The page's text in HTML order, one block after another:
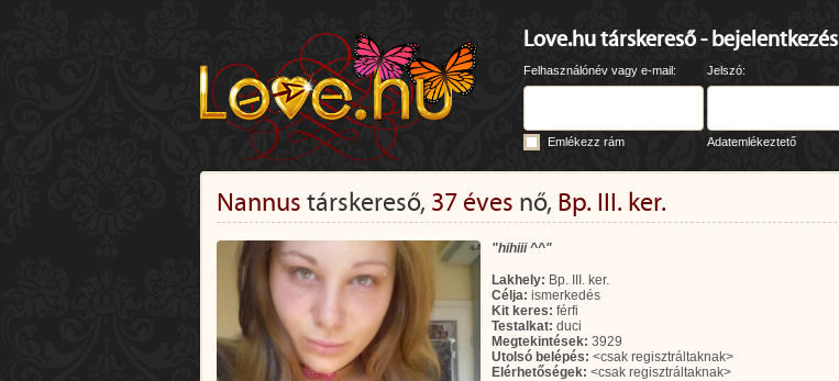
Love.hu társkereső - bejelentkezés
Felhasználónév vagy e-mail: Jelszó:
Emlékezz rám Adatemlékeztető
Nannus társkereső, 37 éves nő, Bp. III. ker.
"hihiii ^^"
Lakhely: Bp. III. ker.
Célja: ismerkedés
Kit keres: férfi
Testalkat: duci
Megtekintések: 3929
Utolsó belépés: <csak regisztráltaknak>
Elérhetőségek: <csak regisztráltaknak>